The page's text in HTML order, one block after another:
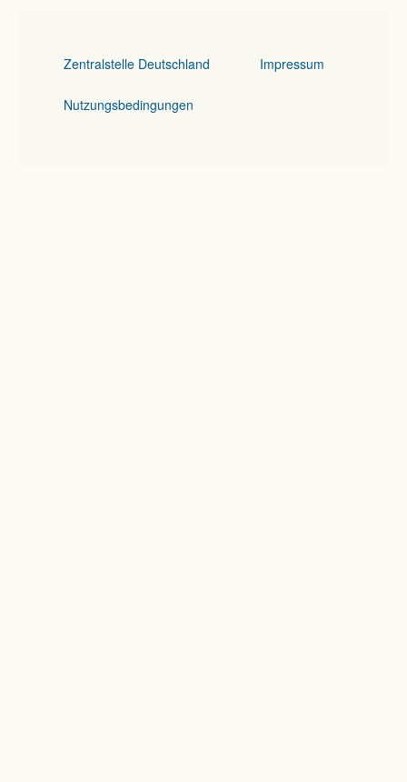
Zentralstelle Deutschland Impressum
Nutzungsbedingungen